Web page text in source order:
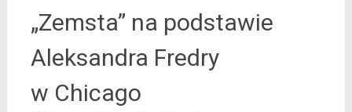
„Zemsta” na podstawie
Aleksandra Fredry
w Chicago